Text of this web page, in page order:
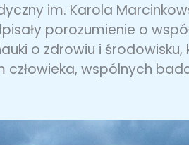
im. Karola
porozumienie o
o zdrowiu i
wspólnych